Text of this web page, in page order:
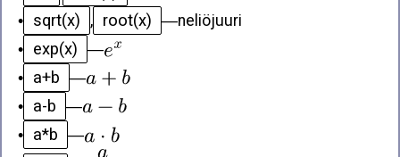
•
sqrt(x) , root(x) —neliöjuuri
•
exp(x) —
•
a+b —
•
a-b —
•
a*b —